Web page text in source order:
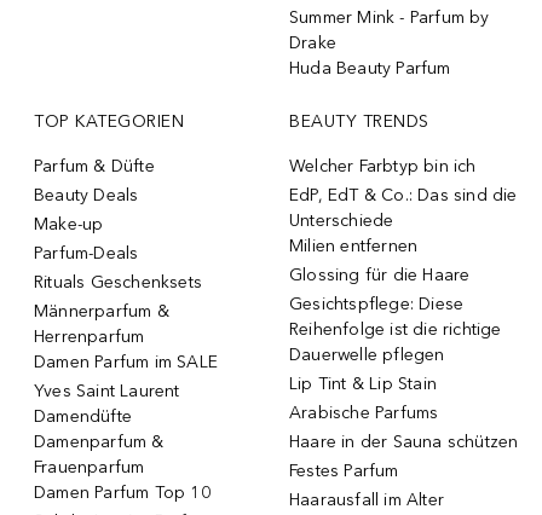
Summer Mink - Parfum by
Drake
Huda Beauty Parfum
TOP KATEGORIEN
Parfum & Düfte
Beauty Deals
Make-up
Parfum-Deals
Rituals Geschenksets
Männerparfum &
Herrenparfum
Damen Parfum im SALE
Yves Saint Laurent
Damendüfte
Damenparfum &
Frauenparfum
Damen Parfum Top 10
BEAUTY TRENDS
Welcher Farbtyp bin ich
EdP, EdT & Co.: Das sind die
Unterschiede
Milien entfernen
Glossing für die Haare
Gesichtspflege: Diese
Reihenfolge ist die richtige
Dauerwelle pflegen
Lip Tint & Lip Stain
Arabische Parfums
Haare in der Sauna schützen
Festes Parfum
Haarausfall im Alter